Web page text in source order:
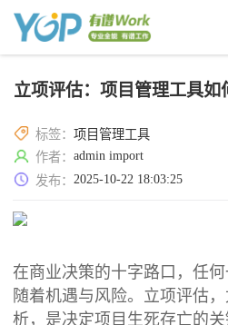
立项评估：项目管理工具
标签：项目管理工具
作者：admin import
发布：2025-10-22 18:03:25
在商业决策的十字路口，任
随着机遇与风险。立项评估
析，是决定项目生死存亡的